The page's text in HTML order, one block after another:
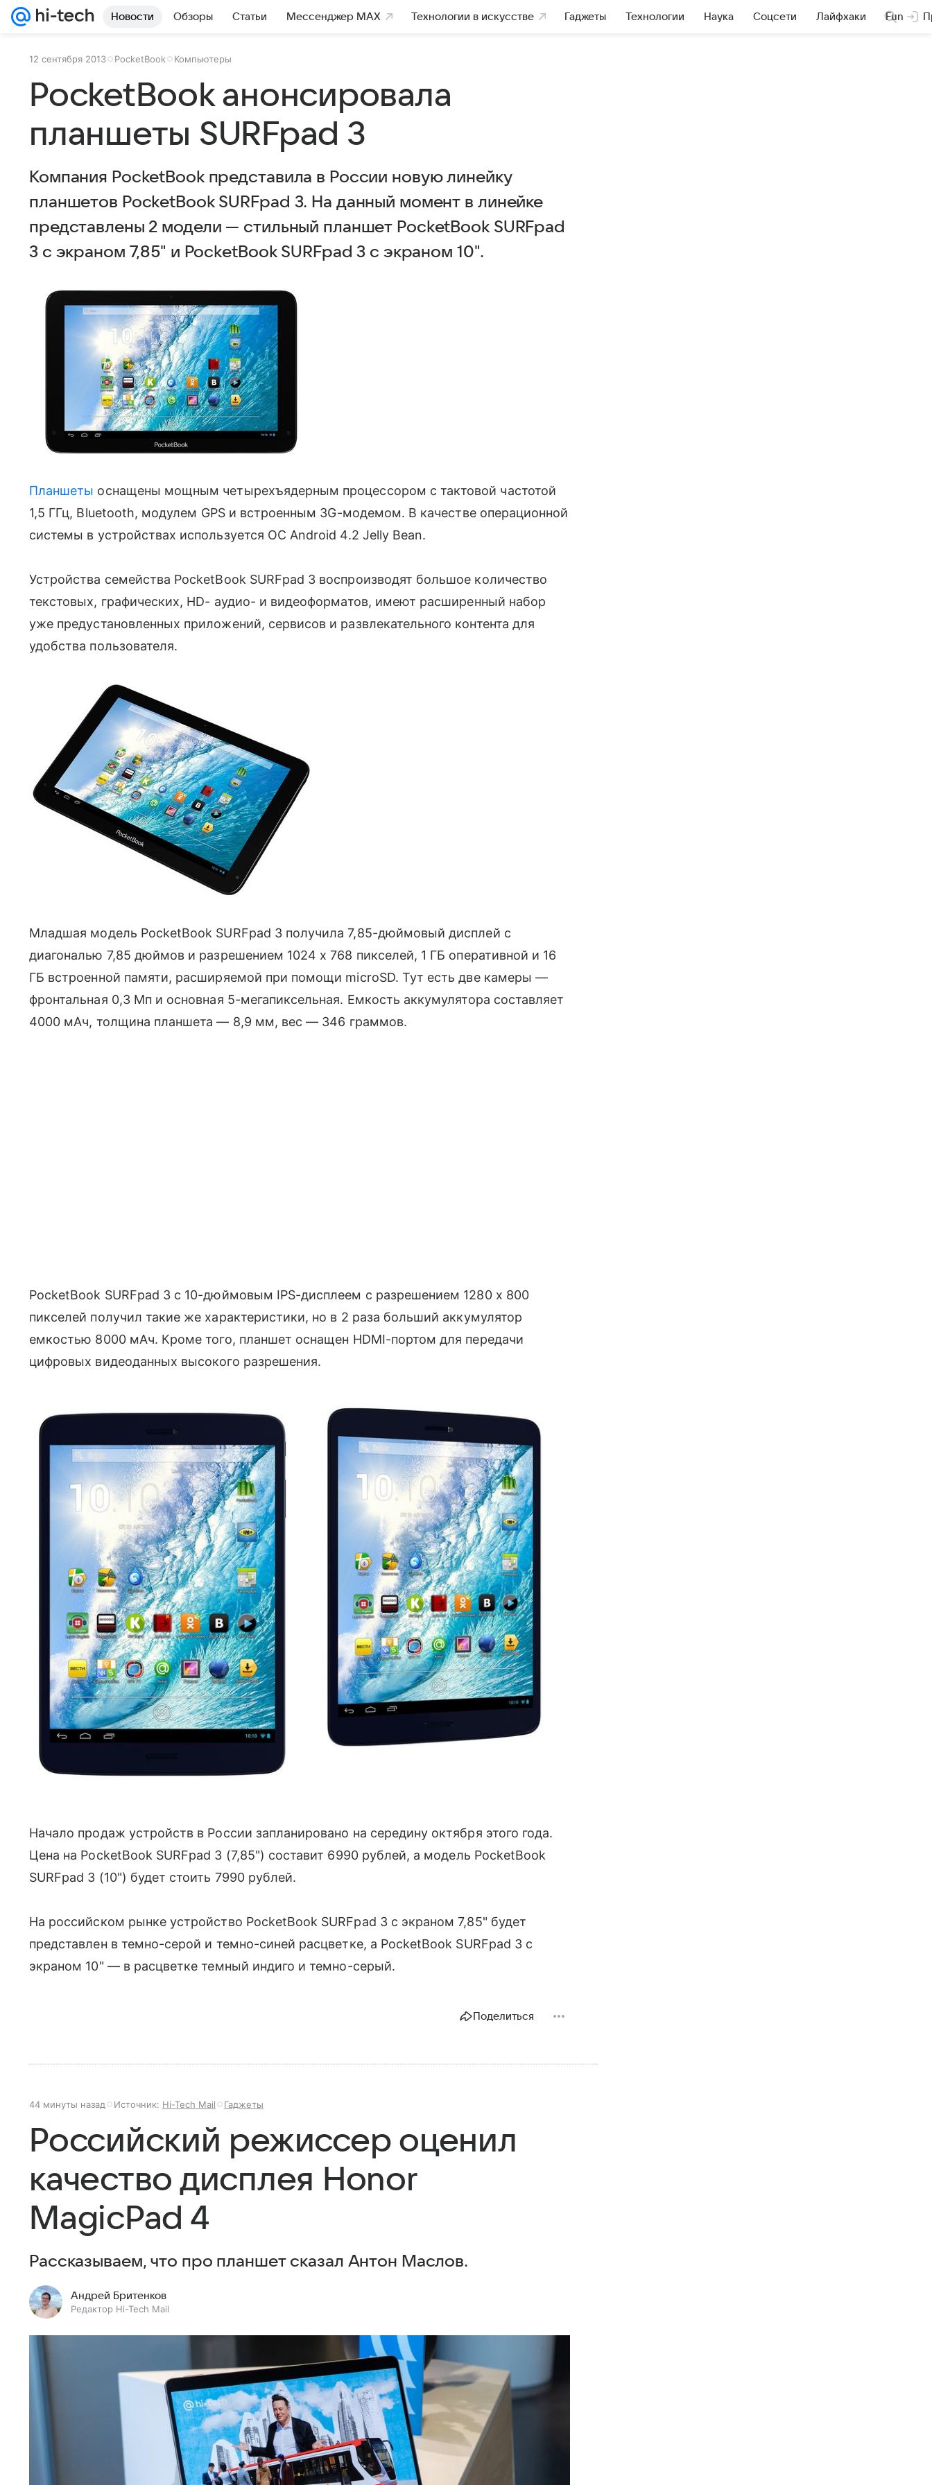
Новости Обзоры Статьи Мессенджер MAX Технологии в искусстве Гаджеты Технологии Наука Соцсети Лайфхаки Fun
12 сентября 2013 PocketBook Компьютеры
PocketBook анонсировала
планшеты SURFpad 3
Компания РocketВook представила в России новую линейку
планшетов PocketBook SURFpad 3. На данный момент в линейке
представлены 2 модели — стильный планшет PocketBook SURFpad
3 с экраном 7,85" и PocketBook SURFpad 3 с экраном 10".
Планшеты оснащены мощным четырехъядерным процессором с тактовой частотой
1,5 ГГц, Bluetooth, модулем GPS и встроенным 3G-модемом. В качестве операционной
системы в устройствах используется ОС Android 4.2 Jelly Bean.
Устройства семейства PocketBook SURFpad 3 воспроизводят большое количество
текстовых, графических, HD- аудио- и видеоформатов, имеют расширенный набор
уже предустановленных приложений, сервисов и развлекательного контента для
удобства пользователя.
Младшая модель PocketBook SURFpad 3 получила 7,85-дюймовый дисплей с
диагональю 7,85 дюймов и разрешением 1024 х 768 пикселей, 1 ГБ оперативной и 16
ГБ встроенной памяти, расширяемой при помощи microSD. Тут есть две камеры —
фронтальная 0,3 Мп и основная 5-мегапиксельная. Емкость аккумулятора составляет
4000 мАч, толщина планшета — 8,9 мм, вес — 346 граммов.
PocketBook SURFpad 3 с 10-дюймовым IPS-дисплеем с разрешением 1280 х 800
пикселей получил такие же характеристики, но в 2 раза больший аккумулятор
емкостью 8000 мАч. Кроме того, планшет оснащен HDMI-портом для передачи
цифровых видеоданных высокого разрешения.
Начало продаж устройств в России запланировано на середину октября этого года.
Цена на PocketBook SURFpad 3 (7,85") составит 6990 рублей, а модель PocketBook
SURFpad 3 (10") будет стоить 7990 рублей.
На российском рынке устройство PocketBook SURFpad 3 с экраном 7,85" будет
представлен в темно-серой и темно-синей расцветке, а PocketBook SURFpad 3 с
экраном 10" — в расцветке темный индиго и темно-серый.
Поделиться
44 минуты назад Источник: Hi-Tech Mail Гаджеты
Российский режиссер оценил
качество дисплея Honor
MagicPad 4
Рассказываем, что про планшет сказал Антон Маслов.
Андрей Бритенков
Редактор Hi-Tech Mail